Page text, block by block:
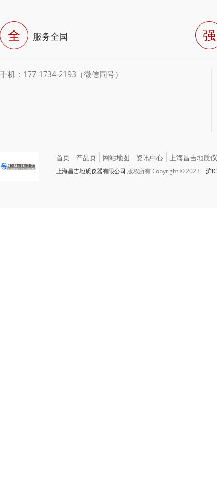
全 服务全国 强
手机：177-1734-2193（微信同号）
首页 产品页 网站地图 资讯中心 上海昌吉地质
上海昌吉地质仪器有限公司 版权所有 Copyright © 2023 沪